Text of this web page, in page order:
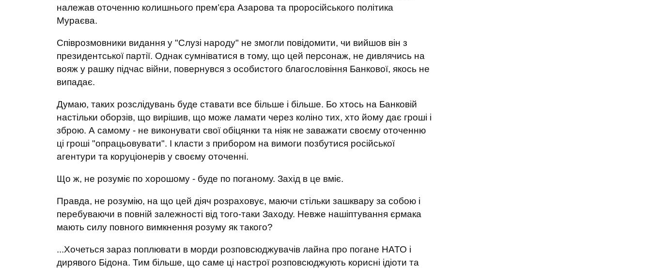
належав оточенню колишнього прем’єра Азарова та проросійського політика
Мураєва.
Співрозмовники видання у "Слузі народу" не змогли повідомити, чи вийшов він з
президентської партії. Однак сумніватися в тому, що цей персонаж, не дивлячись на
вояж у рашку підчас війни, повернувся з особистого благословіння Банкової, якось не
випадає.
Думаю, таких розслідувань буде ставати все більше і більше. Бо хтось на Банковій
настільки оборзів, що вирішив, що може ламати через коліно тих, хто йому дає гроші і
зброю. А самому - не виконувати свої обіцянки та ніяк не заважати своєму оточенню
ці гроші "опрацьовувати". І класти з прибором на вимоги позбутися російської
агентури та коруціонерів у своєму оточенні.
Що ж, не розуміє по хорошому - буде по поганому. Захід в це вміє.
Правда, не розумію, на що цей діяч розраховує, маючи стільки зашквару за собою і
перебуваючи в повній залежності від того-таки Заходу. Невже нашіптування єрмака
мають силу повного вимкнення розуму як такого?
...Хочеться зараз поплювати в морди розповсюджувачів лайна про погане НАТО і
дирявого Бідона. Тим більше, що саме ці настрої розповсюджують корисні ідіоти та